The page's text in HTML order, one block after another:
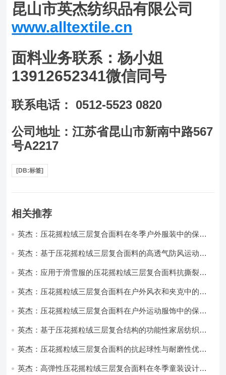
昆山市英杰纺织品有限公司
www.alltextile.cn
面料业务联系：杨小姐
13912652341微信同号
联系电话： 0512-5523 0820
公司地址：江苏省昆山市新南中路567
号A2217
[DB:标签]
相关推荐
英杰：压花摇粒绒三层复合面料在冬季户外服装中的保暖
英杰：基于压花摇粒绒三层复合面料的高透气防风运动服
英杰：应用于滑雪服的压花摇粒绒三层复合面料抗撕裂与
英杰：压花摇粒绒三层复合面料在户外风衣和夹克中的应
英杰：压花摇粒绒三层复合面料在户外运动服饰中的保暖
英杰：基于压花摇粒绒三层复合结构的功能性家居纺织品
英杰：压花摇粒绒三层复合面料的抗起球性与耐磨性优化
英杰：高弹性压花摇粒绒三层复合面料在冬季童装设计中